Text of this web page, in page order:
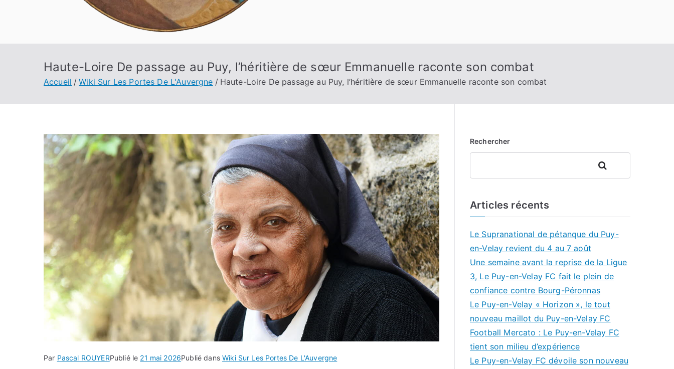
Haute-Loire De passage au Puy, l’héritière de sœur Emmanuelle raconte son combat
Accueil Wiki Sur Les Portes De L'Auvergne Haute-Loire De passage au Puy, l’héritière de sœur Emmanuelle raconte son combat
Par Pascal ROUYERPublié le 21 mai 2026Publié dansWiki Sur Les Portes De L'Auvergne
Rechercher
Rechercher
Articles récents
Le Supranational de pétanque du Puy-
en-Velay revient du 4 au 7 août
Une semaine avant la reprise de la Ligue
3, Le Puy-en-Velay FC fait le plein de
confiance contre Bourg-Péronnas
Le Puy-en-Velay « Horizon », le tout
nouveau maillot du Puy-en-Velay FC
Football Mercato : Le Puy-en-Velay FC
tient son milieu d’expérience
Le Puy-en-Velay FC dévoile son nouveau